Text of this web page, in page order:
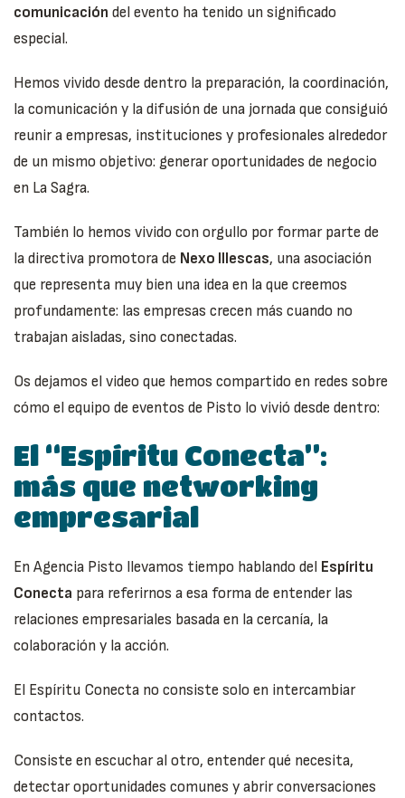
comunicación del evento ha tenido un significado
especial.
Hemos vivido desde dentro la preparación, la coordinación,
la comunicación y la difusión de una jornada que consiguió
reunir a empresas, instituciones y profesionales alrededor
de un mismo objetivo: generar oportunidades de negocio
en La Sagra.
También lo hemos vivido con orgullo por formar parte de
la directiva promotora de Nexo Illescas, una asociación
que representa muy bien una idea en la que creemos
profundamente: las empresas crecen más cuando no
trabajan aisladas, sino conectadas.
Os dejamos el video que hemos compartido en redes sobre
cómo el equipo de eventos de Pisto lo vivió desde dentro:
El “Espíritu Conecta”:
más que networking
empresarial
En Agencia Pisto llevamos tiempo hablando del Espíritu
Conecta para referirnos a esa forma de entender las
relaciones empresariales basada en la cercanía, la
colaboración y la acción.
El Espíritu Conecta no consiste solo en intercambiar
contactos.
Consiste en escuchar al otro, entender qué necesita,
detectar oportunidades comunes y abrir conversaciones